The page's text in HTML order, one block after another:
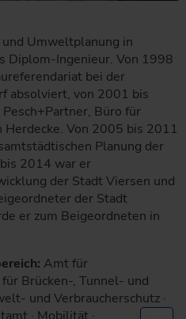
Umweltplanung in
Diplom-Ingenieur. Von 1998
bei der
absolviert, von 2001 bis
Büro für
Von 2005 bis 2011
Planung der
2014 war er
der Stadt Viersen und
der Stadt
er zum Beigeordneten in
Amt für
Brücken-, Tunnel- und
und Verbraucherschutz ·